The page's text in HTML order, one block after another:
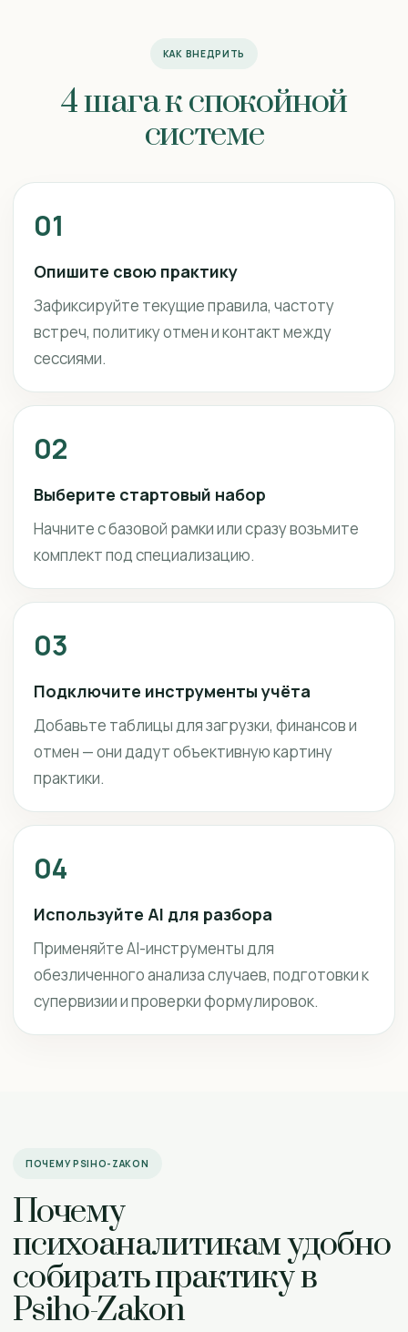
КАК ВНЕДРИТЬ
4 шага к спокойной
системе
01
Опишите свою практику
Зафиксируйте текущие правила, частоту
встреч, политику отмен и контакт между
сессиями.
02
Выберите стартовый набор
Начните с базовой рамки или сразу возьмите
комплект под специализацию.
03
Подключите инструменты учёта
Добавьте таблицы для загрузки, финансов и
отмен — они дадут объективную картину
практики.
04
Используйте AI для разбора
Применяйте AI-инструменты для
обезличенного анализа случаев, подготовки к
супервизии и проверки формулировок.
ПОЧЕМУ PSIHO-ZAKON
Почему
психоаналитикам удобно
собирать практику в
Psiho-Zakon